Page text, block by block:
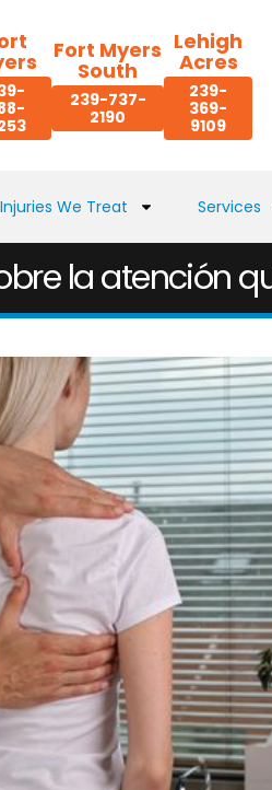
Fort Myers
South
239-737-
2190
Lehigh
Acres
239-
369-
9109
Injuries We Treat Services
la atención